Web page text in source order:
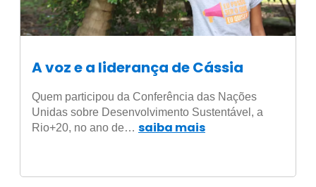
A voz e a liderança de Cássia
Quem participou da Conferência das Nações
Unidas sobre Desenvolvimento Sustentável, a
Rio+20, no ano de… saiba mais